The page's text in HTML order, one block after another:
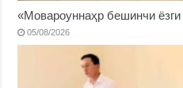
«Мовароуннаҳр бешинчи
05/08/2026